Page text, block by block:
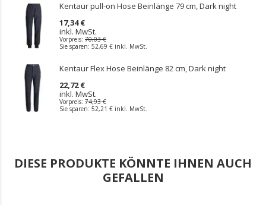
Kentaur pull-on Hose Beinlänge 79 cm, Dark night
17,34 €
inkl. MwSt.
Vorpreis: 70,03 €
Sie sparen: 52,69 € inkl. MwSt.
Kentaur Flex Hose Beinlänge 82 cm, Dark night
22,72 €
inkl. MwSt.
Vorpreis: 74,93 €
Sie sparen: 52,21 € inkl. MwSt.
DIESE PRODUKTE KÖNNTE IHNEN AUCH
GEFALLEN